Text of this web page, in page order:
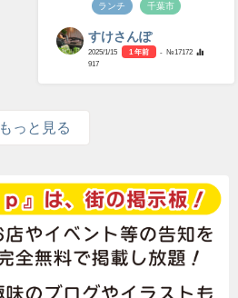
ランチ 千葉市
すけさんぽ
2025/1/15 1 年前
- №17172
917
もっと見る